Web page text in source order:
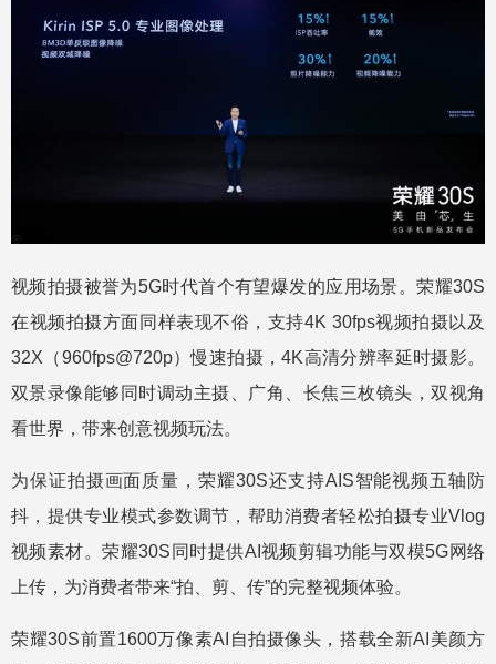
视频拍摄被誉为5G时代首个有望爆发的应用场景。荣耀30S
在视频拍摄方面同样表现不俗，支持4K 30fps视频拍摄以及
32X（960fps@720p）慢速拍摄，4K高清分辨率延时摄影。
双景录像能够同时调动主摄、广角、长焦三枚镜头，双视角
看世界，带来创意视频玩法。
为保证拍摄画面质量，荣耀30S还支持AIS智能视频五轴防
抖，提供专业模式参数调节，帮助消费者轻松拍摄专业Vlog
视频素材。荣耀30S同时提供AI视频剪辑功能与双模5G网络
上传，为消费者带来“拍、剪、传”的完整视频体验。
荣耀30S前置1600万像素AI自拍摄像头，搭载全新AI美颜方